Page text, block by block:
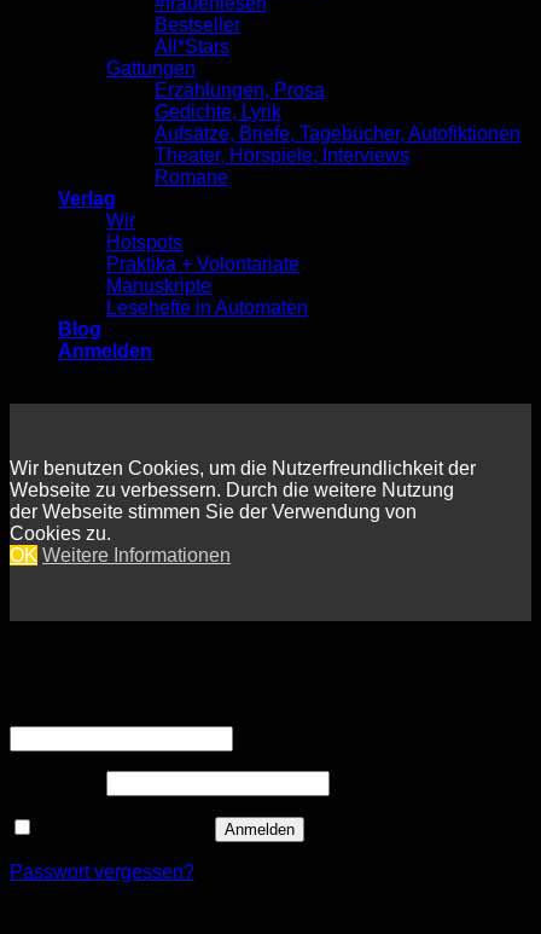
Bestseller
All*Stars
Gattungen
Erzählungen, Prosa
Gedichte, Lyrik
Aufsätze, Briefe, Tagebücher, Autofiktionen
Theater, Hörspiele, Interviews
Romane
Verlag
Wir
Hotspots
Praktika + Volontariate
Manuskripte
Lesehefte in Automaten
Blog
Anmelden
Wir benutzen Cookies, um die Nutzerfreundlichkeit der
Webseite zu verbessern. Durch die weitere Nutzung
der Webseite stimmen Sie der Verwendung von
Cookies zu.
OK Weitere Informationen
Anmelden
Passwort vergessen?